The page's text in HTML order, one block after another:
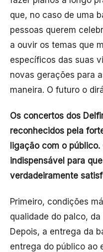
que, no caso de uma
pessoas querem
a ouvir os temas que
específicos das suas
novas gerações para
maneira. O futuro o
Os concertos dos
reconhecidos pela
ligação com o
indispensável para
verdadeiramente
Primeiro, condições
qualidade do palco,
Depois, a entrega da
entrega do público ao